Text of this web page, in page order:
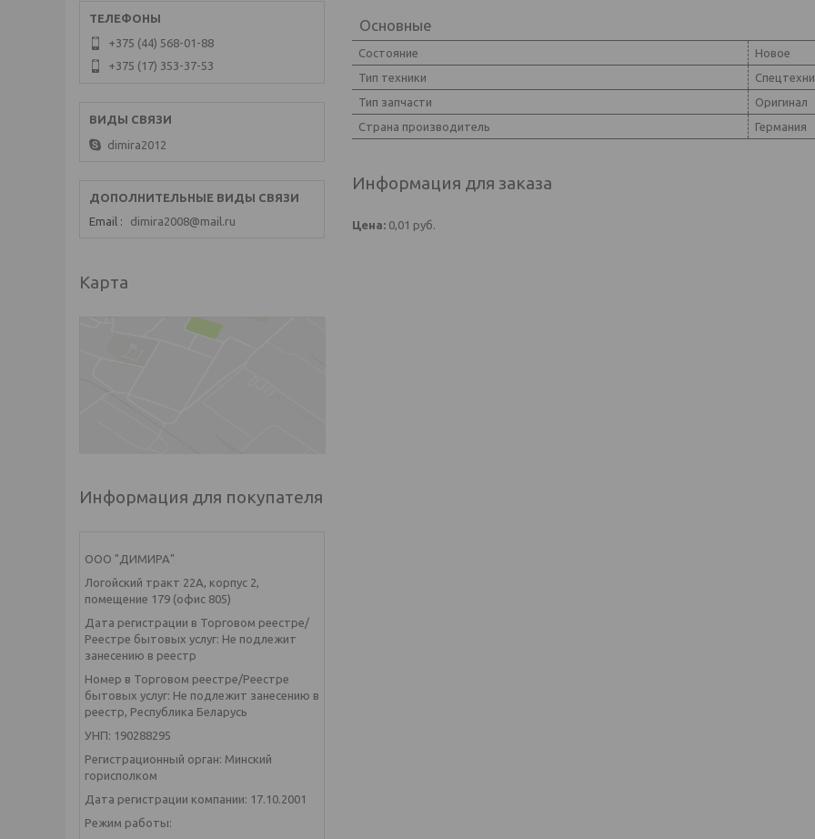
Основные
Состояние
Новое
Тип техники
Тип запчасти
Оригинал
Страна производитель
Германия
Информация для заказа
Цена: 0,01 руб.
+375 (44) 568-01-88
+375 (17) 353-37-53
dimira2012
Email dimira2008@mail.ru
Карта
Информация для покупателя
ООО "ДИМИРА"
Логойский тракт 22А, корпус 2,
помещение 179 (офис 805)
Дата регистрации в Торговом реестре/
Реестре бытовых услуг: Не подлежит
занесению в реестр
Номер в Торговом реестре/Реестре
бытовых услуг: Не подлежит занесению в
реестр, Республика Беларусь
УНП: 190288295
Регистрационный орган: Минский
горисполком
Дата регистрации компании: 17.10.2001
Режим работы: